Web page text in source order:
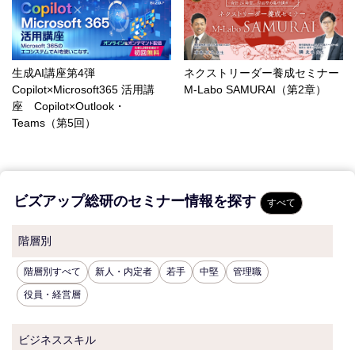
生成AI講座第4弾
Copilot×Microsoft365 活用講
座 Copilot×Outlook・
Teams（第5回）
ネクストリーダー養成セミナー
M-Labo SAMURAI（第2章）
ビズアップ総研のセミナー情報を探す すべて
階層別
階層別すべて 新人・内定者 若手 中堅 管理職
役員・経営層
ビジネススキル